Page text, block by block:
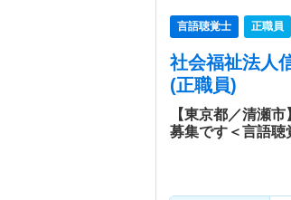
言語聴覚士 正職員
社会福祉法人
(正職員)
【東京都／清瀬
募集です＜言語聴